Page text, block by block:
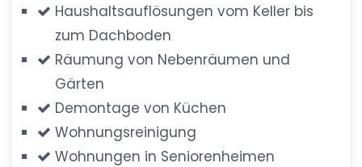
Haushaltsauflösungen vom Keller bis
zum Dachboden
Räumung von Nebenräumen und
Gärten
Demontage von Küchen
Wohnungsreinigung
Wohnungen in Seniorenheimen